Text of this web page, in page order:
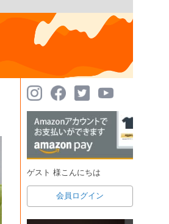
ゲスト 様こんにちは
会員ログイン